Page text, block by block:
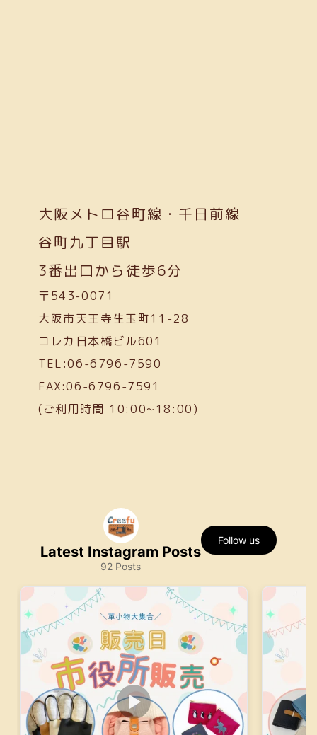
大阪メトロ谷町線・千日前線
谷町九丁目駅
3番出口から徒歩6分
〒543-0071
大阪市天王寺生玉町11-28
コレカ日本橋ビル601
TEL:06-6796-7590
FAX:06-6796-7591
(ご利用時間 10:00~18:00)